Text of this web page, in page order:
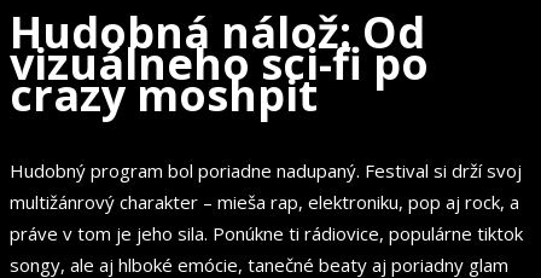
Hudobná nálož: Od
vizuálneho sci-fi po
crazy moshpit
Hudobný program bol poriadne nadupaný. Festival si drží svoj
multižánrový charakter – mieša rap, elektroniku, pop aj rock, a
práve v tom je jeho sila. Ponúkne ti rádiovice, populárne tiktok
songy, ale aj hlboké emócie, tanečné beaty aj poriadny glam